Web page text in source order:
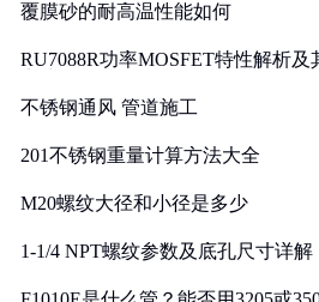
覆膜砂的耐高温性能如何
RU7088R功率MOSFET特性解析
不锈钢通风 管道施工
201不锈钢重量计算方法大全
M20螺纹大径和小径是多少
1-1/4 NPT螺纹参数及底孔尺寸详解